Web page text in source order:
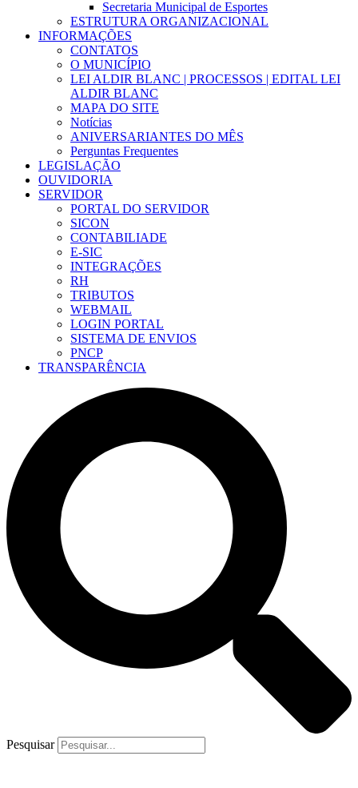
Secretaria Municipal de Esportes
ESTRUTURA ORGANIZACIONAL
INFORMAÇÕES
CONTATOS
O MUNICÍPIO
LEI ALDIR BLANC | PROCESSOS | EDITAL LEI
ALDIR BLANC
MAPA DO SITE
Notícias
ANIVERSARIANTES DO MÊS
Perguntas Frequentes
LEGISLAÇÃO
OUVIDORIA
SERVIDOR
PORTAL DO SERVIDOR
SICON
CONTABILIADE
E-SIC
INTEGRAÇÕES
RH
TRIBUTOS
WEBMAIL
LOGIN PORTAL
SISTEMA DE ENVIOS
PNCP
TRANSPARÊNCIA
Pesquisar